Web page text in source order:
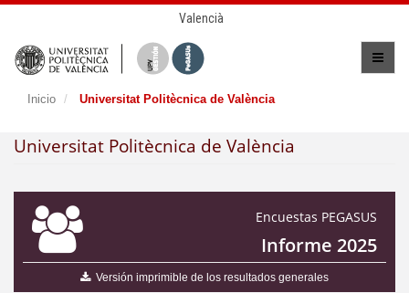
Valencià
Inicio Universitat Politècnica de València
Universitat Politècnica de València
Encuestas PEGASUS
Informe 2025
Versión imprimible de los resultados generales